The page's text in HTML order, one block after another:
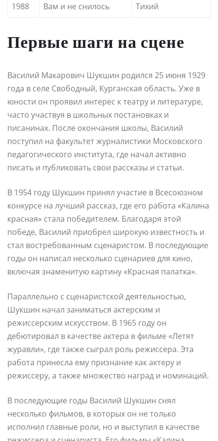
1988
Вам и не снилось Тихий
Первые шаги на сцене
Василий Макарович Шукшин родился 25 июня 1929
года в селе Свободный, Курганская область. Уже в
юности он проявил интерес к театру и литературе,
часто участвуя в школьных постановках и
писанинах. После окончания школы, Василий
поступил на факультет журналистики Московского
педагогического института, где начал активно
писать и публиковать свои рассказы и статьи.
В 1954 году Шукшин принял участие в Всесоюзном
конкурсе на лучший рассказ, где его работа «Калина
красная» стала победителем. Благодаря этой
победе, Василий приобрел широкую известность и
стал востребованным сценаристом. В последующие
годы он написал несколько сценариев для кино,
включая знаменитую картину «Красная палатка».
Параллельно с сценаристской деятельностью,
Шукшин начал заниматься актерским и
режиссерским искусством. В 1965 году он
дебютировал в качестве актера в фильме «Летят
журавли», где также сыграл роль режиссера. Эта
работа принесла ему признание как актеру и
режиссеру, а также множество наград и номинаций.
В последующие годы Василий Шукшин снял
несколько фильмов, в которых он не только
исполнил главные роли, но и выступил в качестве